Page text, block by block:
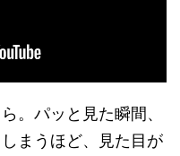
。パッと見た瞬間、
まうほど、見た目が